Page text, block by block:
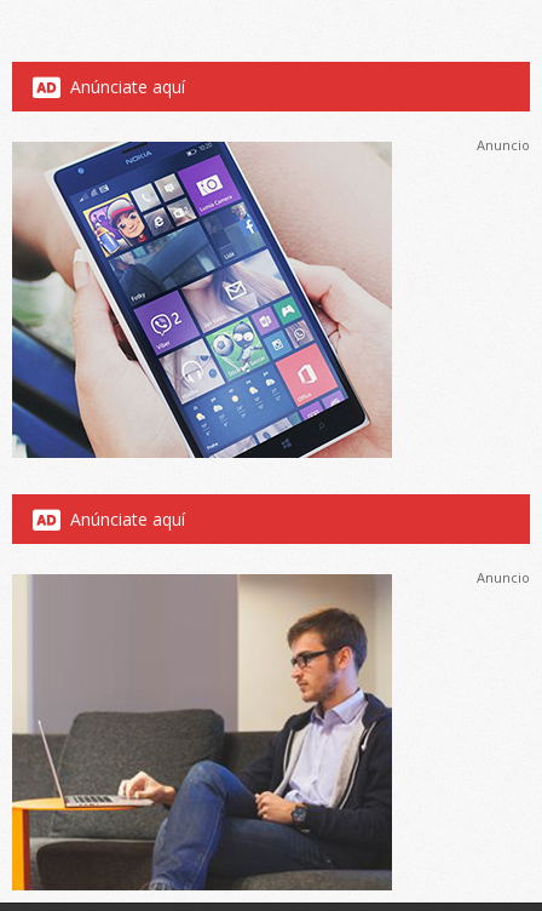
Anúnciate aquí
Anuncio
Anúnciate aquí
Anuncio